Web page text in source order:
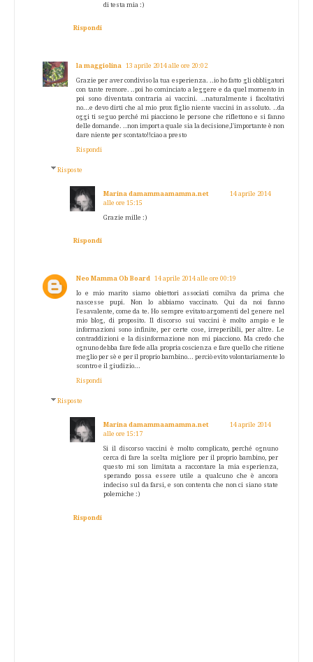
di testa mia :)
Rispondi
la maggiolina 13 aprile 2014 alle ore 20:02
Grazie per aver condiviso la tua esperienza. ..io ho fatto gli obbligatori
con tante remore. ..poi ho cominciato a leggere e da quel momento in
poi sono diventata contraria ai vaccini. ..naturalmente i facoltativi
no...e devo dirti che al mio prox figlio niente vaccini in assoluto. ..da
oggi ti seguo perché mi piacciono le persone che riflettono e si fanno
delle domande. ..non import a quale sia la decisione,l'importante è non
dare niente per scontato!!ciao a presto
Rispondi
Risposte
Marina damammaamamma.net
14 aprile 2014
alle ore 15:15
Grazie mille :)
Rispondi
Neo Mamma Ob Board 14 aprile 2014 alle ore 00:19
Io e mio marito siamo obiettori associati comilva da prima che
nascesse pupi. Non lo abbiamo vaccinato. Qui da noi fanno
l'esavalente, come da te. Ho sempre evitato argomenti del genere nel
mio blog, di proposito. Il discorso sui vaccini è molto ampio e le
informazioni sono infinite, per certe cose, irreperibili, per altre. Le
contraddizioni e la disinformazione non mi piacciono. Ma credo che
ognuno debba fare fede alla propria coscienza e fare quello che ritiene
meglio per sè e per il proprio bambino... perciò evito volontariamente lo
scontro e il giudizio...
Rispondi
Risposte
Marina damammaamamma.net
14 aprile 2014
alle ore 15:17
Si il discorso vaccini è molto complicato, perché ognuno
cerca di fare la scelta migliore per il proprio bambino, per
questo mi son limitata a raccontare la mia esperienza,
sperando possa essere utile a qualcuno che è ancora
indeciso sul da farsi, e son contenta che non ci siano state
polemiche :)
Rispondi